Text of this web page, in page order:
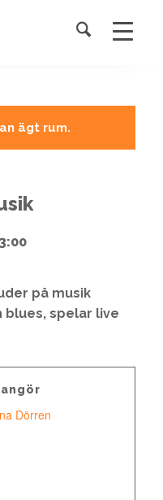
ägt rum.
på musik
blues, spelar live
Dörren